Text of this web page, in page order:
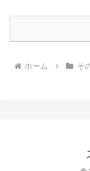
ホーム そ